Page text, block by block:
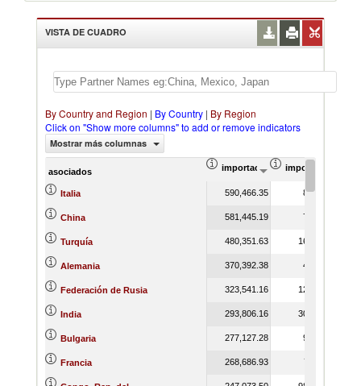
VISTA DE CUADRO
By Country and Region | By Country | By Region
Click on "Show more columns" to add or remove indicators
Mostrar más columnas
asociados importación Valor del comercio
importación
Italia 590,466.35 8.89
China 581,445.19 7.79
Turquía 480,351.63 16.31
Alemania 370,392.38 4.13
Federación de Rusia 323,541.16 12.23
India 293,806.16 30.40
Bulgaria 277,127.28 9.14
Francia 268,686.93 7.11